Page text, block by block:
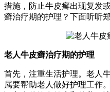
措施，防止牛皮癣出现复发
癣治疗期的护理？下面听听
老人牛皮癣治疗期的护理
首先，注重生活护理。老人
属要帮助老人做好护理工作